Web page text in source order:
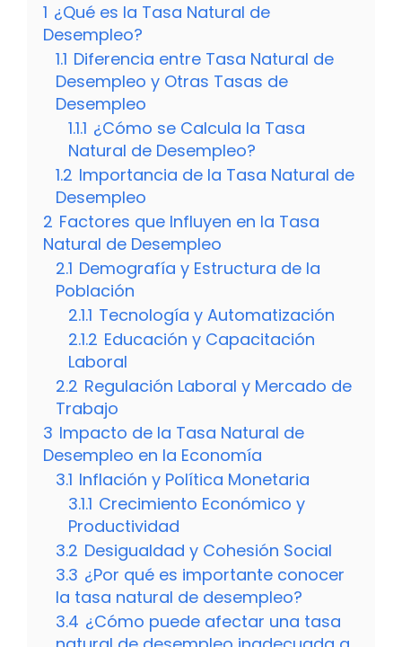
1 ¿Qué es la Tasa Natural de
Desempleo?
1.1 Diferencia entre Tasa Natural de
Desempleo y Otras Tasas de
Desempleo
1.1.1 ¿Cómo se Calcula la Tasa
Natural de Desempleo?
1.2 Importancia de la Tasa Natural de
Desempleo
2 Factores que Influyen en la Tasa
Natural de Desempleo
2.1 Demografía y Estructura de la
Población
2.1.1 Tecnología y Automatización
2.1.2 Educación y Capacitación
Laboral
2.2 Regulación Laboral y Mercado de
Trabajo
3 Impacto de la Tasa Natural de
Desempleo en la Economía
3.1 Inflación y Política Monetaria
3.1.1 Crecimiento Económico y
Productividad
3.2 Desigualdad y Cohesión Social
3.3 ¿Por qué es importante conocer
la tasa natural de desempleo?
3.4 ¿Cómo puede afectar una tasa